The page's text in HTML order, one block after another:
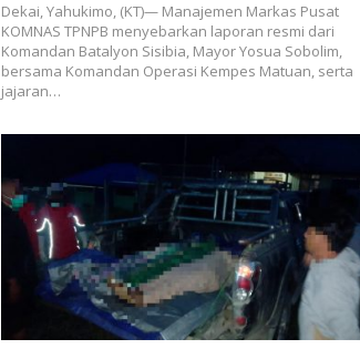
Dekai, Yahukimo, (KT)— Manajemen Markas Pusat
KOMNAS TPNPB menyebarkan laporan resmi dari
Komandan Batalyon Sisibia, Mayor Yosua Sobolim,
bersama Komandan Operasi Kempes Matuan, serta
jajaran…